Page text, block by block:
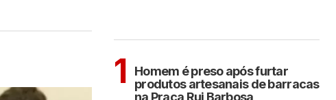
1
Homem é preso após furtar
produtos artesanais de barracas
na Praça Rui Barbosa